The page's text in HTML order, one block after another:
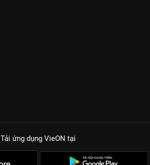
Tải ứng dụng VieON tại